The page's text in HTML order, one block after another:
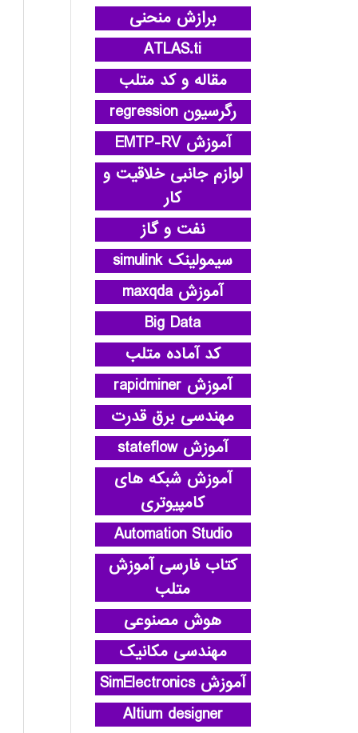
برازش منحنی
ATLAS.ti
مقاله و کد متلب
رگرسیون regression
آموزش EMTP-RV
لوازم جانبی خلاقیت و
کار
نفت و گاز
سیمولینک simulink
آموزش maxqda
Big Data
کد آماده متلب
آموزش rapidminer
مهندسی برق قدرت
آموزش stateflow
آموزش شبکه های
کامپیوتری
Automation Studio
کتاب فارسی آموزش
متلب
هوش مصنوعی
مهندسی مکانیک
آموزش SimElectronics
Altium designer